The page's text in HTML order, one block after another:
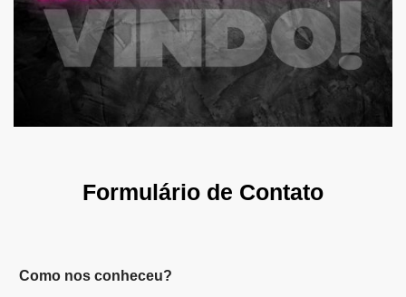
Formulário de Contato
Como nos conheceu?